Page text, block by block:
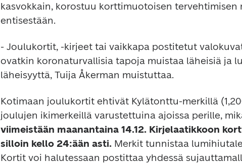
kasvokkain, korostuu korttimuotoisen tervehtimisen
- Joulukortit, -kirjeet tai vaikkapa postitetut
ovatkin koronaturvallisia tapoja muistaa läheisiä ja
Kotimaan joulukortit ehtivät Kylätonttu-merkillä
viimeistään maanantaina 14.12. Kirjelaatikkoon
silloin kello 24:ään asti. Merkit tunnistaa
Kortit voi halutessaan postittaa yhdessä